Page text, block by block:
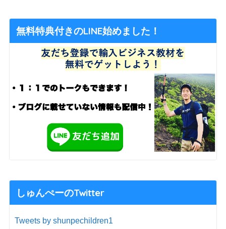
無料特典付きのLINE始めました！
しゅんぺーのTwitter
Tweets by shunpechildren1